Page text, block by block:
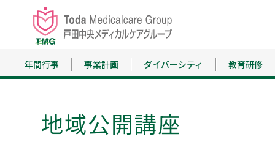
年間行事 事業計画 ダイバーシティ 教育研修
地域公開講座